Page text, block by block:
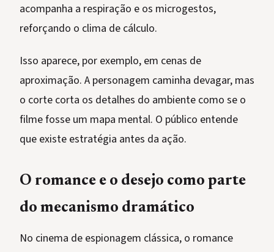
acompanha a respiração e os microgestos,
reforçando o clima de cálculo.
Isso aparece, por exemplo, em cenas de
aproximação. A personagem caminha devagar, mas
o corte corta os detalhes do ambiente como se o
filme fosse um mapa mental. O público entende
que existe estratégia antes da ação.
O romance e o desejo como parte
do mecanismo dramático
No cinema de espionagem clássica, o romance